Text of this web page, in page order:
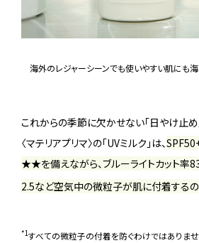
海外のレジャーシーンでも使いやすい肌にも海
これからの季節に欠かせない「日やけ止め
〈マテリアプリマ〉の「UVミルク」は、
★★を備えながら、ブルーライトカット率
2.5など空気中の微粒子が肌に付着する
*1すべての微粒子の付着を防ぐわけではありま